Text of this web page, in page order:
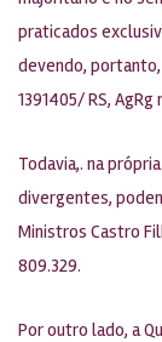
praticados
devendo,
1391405/ RS,
Todavia,. na
divergentes,
Ministros Castro
809.329.
Por outro lado, a